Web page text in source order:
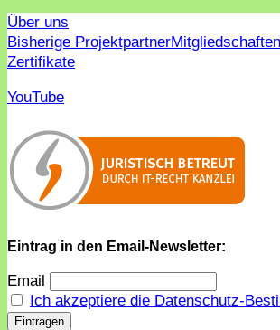
Über uns
Bisherige Projektpartner
Zertifikate
YouTube
Eintrag in den Email-Newsletter:
Email
Ich akzeptiere die Datenschutz-